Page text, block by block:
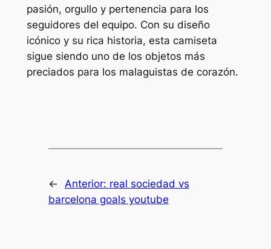
pasión, orgullo y pertenencia para los
seguidores del equipo. Con su diseño
icónico y su rica historia, esta camiseta
sigue siendo uno de los objetos más
preciados para los malaguistas de corazón.
← Anterior: real sociedad vs
barcelona goals youtube